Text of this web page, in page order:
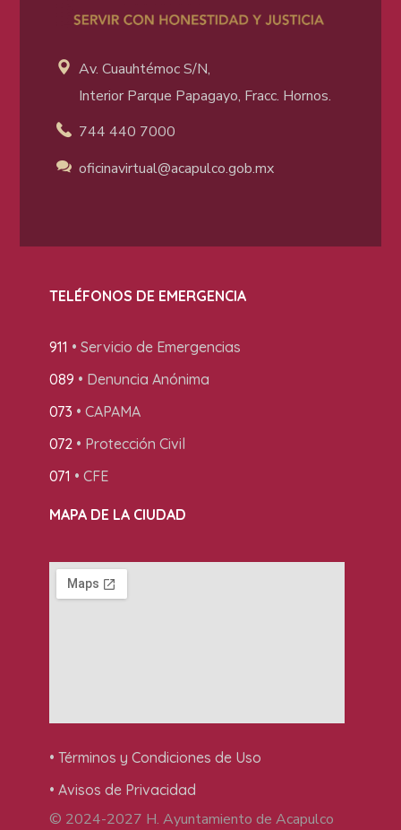
Av. Cuauhtémoc S/N,
Interior Parque Papagayo, Fracc. Hornos.
744 440 7000
oficinavirtual@acapulco.gob.mx
TELÉFONOS DE EMERGENCIA
911 • Servicio de Emergencias
089 • Denuncia Anónima
073 • CAPAMA
072 • Protección Civil
071 • CFE
MAPA DE LA CIUDAD
• Términos y Condiciones de Uso
• Avisos de Privacidad
© 2024-2027 H. Ayuntamiento de Acapulco